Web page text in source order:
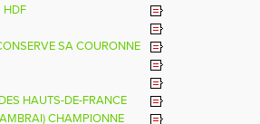
HDF
SA COURONNE
HAUTS-DE-FRANCE
CHAMPIONNE